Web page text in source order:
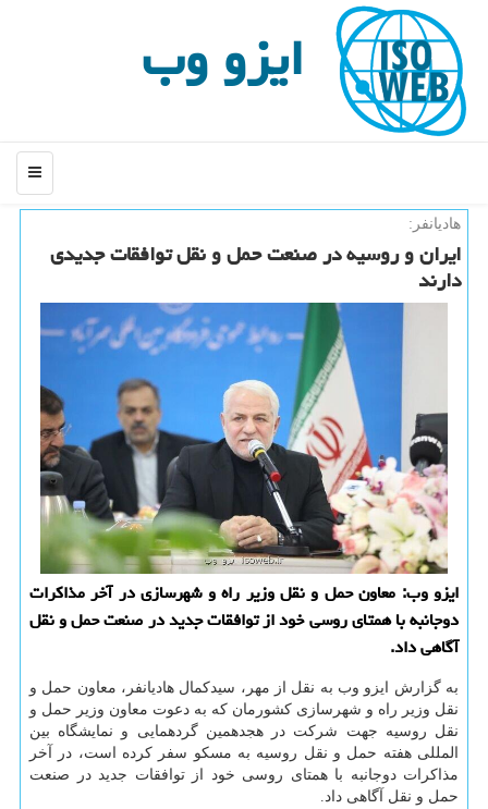
ایزو وب
منو
هادیانفر:
ایران و روسیه در صنعت حمل و نقل توافقات جدیدی
دارند
ایزو وب: معاون حمل و نقل وزیر راه و شهرسازی در آخر مذاکرات
دوجانبه با همتای روسی خود از توافقات جدید در صنعت حمل و نقل
آگاهی داد.
به گزارش ایزو وب به نقل از مهر، سیدکمال هادیانفر، معاون حمل و
نقل وزیر راه و شهرسازی کشورمان که به دعوت معاون وزیر حمل و
نقل روسیه جهت شرکت در هجدهمین گردهمایی و نمایشگاه بین
المللی هفته حمل و نقل روسیه به مسکو سفر کرده است، در آخر
مذاکرات دوجانبه با همتای روسی خود از توافقات جدید در صنعت
حمل و نقل آگاهی داد.